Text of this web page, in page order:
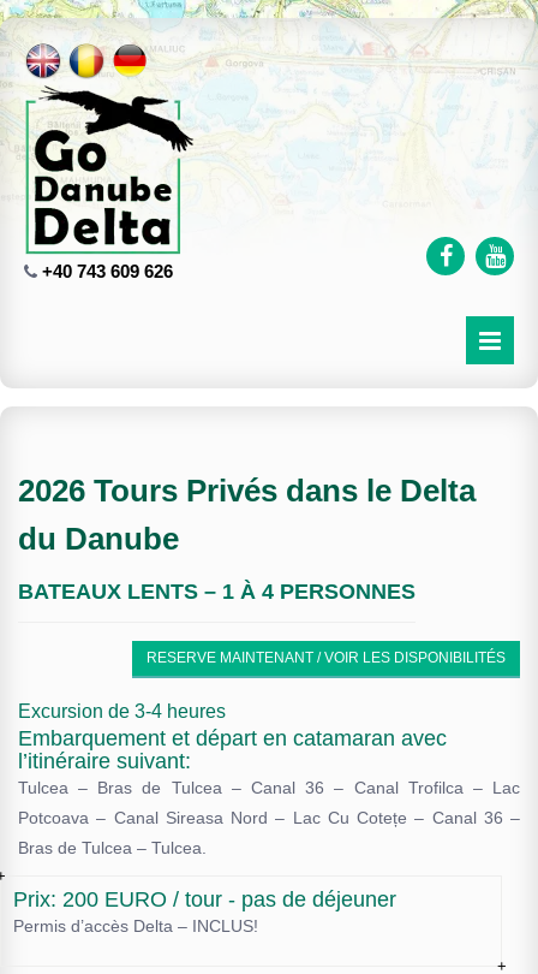
+40 743 609 626
2026 Tours Privés dans le Delta
du Danube
BATEAUX LENTS – 1 À 4 PERSONNES
RESERVE MAINTENANT / VOIR LES DISPONIBILITÉS
Excursion de 3-4 heures
Embarquement et départ en catamaran avec
l’itinéraire suivant:
Tulcea – Bras de Tulcea – Canal 36 – Canal Trofilca – Lac
Potcoava – Canal Sireasa Nord – Lac Cu Cotețe – Canal 36 –
Bras de Tulcea – Tulcea.
Prix: 200 EURO / tour - pas de déjeuner
Permis d’accès Delta – INCLUS!